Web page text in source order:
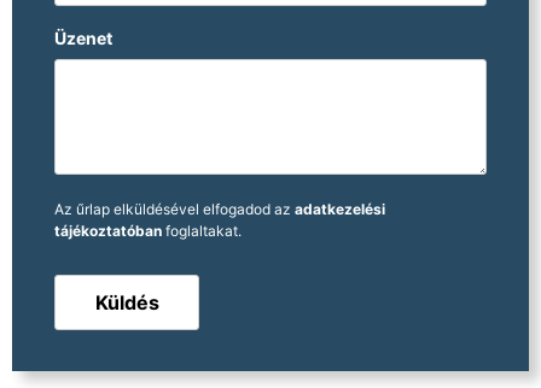
Üzenet
Az űrlap elküldésével elfogadod az adatkezelési
tájékoztatóban foglaltakat.